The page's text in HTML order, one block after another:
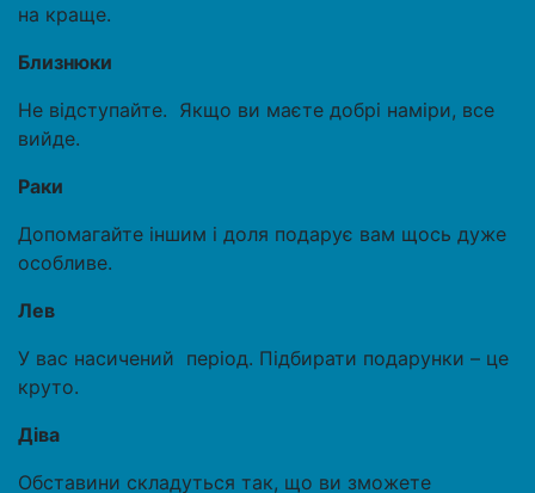
на краще.
Близнюки
Не відступайте. Якщо ви маєте добрі наміри, все
вийде.
Раки
Допомагайте іншим і доля подарує вам щось дуже
особливе.
Лев
У вас насичений період. Підбирати подарунки – це
круто.
Діва
Обставини складуться так, що ви зможете